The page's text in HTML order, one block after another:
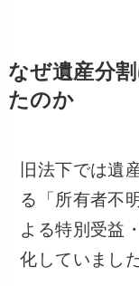
なぜ遺産分
たのか
旧法下では遺
る「所有者不
よる特別受益
化していました